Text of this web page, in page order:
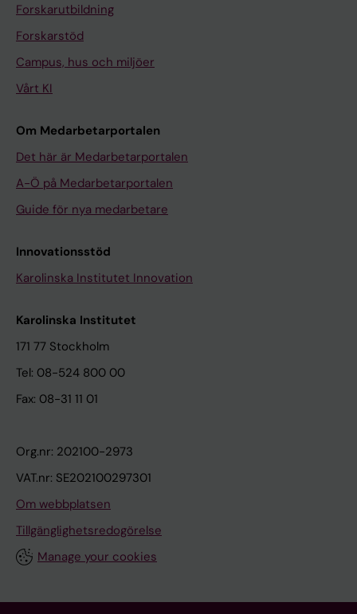
Forskarutbildning
Forskarstöd
Campus, hus och miljöer
Vårt KI
Om Medarbetarportalen
Det här är Medarbetarportalen
A-Ö på Medarbetarportalen
Guide för nya medarbetare
Innovationsstöd
Karolinska Institutet Innovation
Karolinska Institutet
171 77 Stockholm
Tel: 08-524 800 00
Fax: 08-31 11 01
Org.nr: 202100-2973
VAT.nr: SE202100297301
Om webbplatsen
Tillgänglighetsredogörelse
Manage your cookies